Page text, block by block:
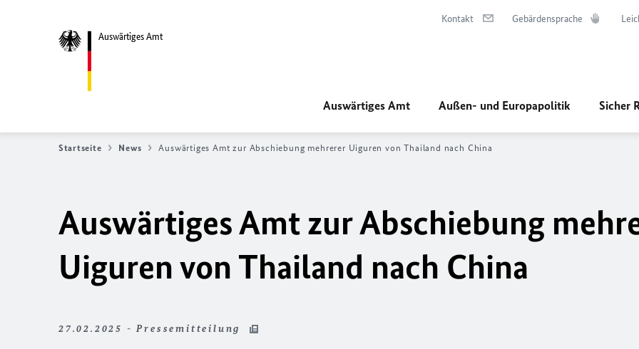
Auswärtiges Amt
Kontakt Gebärdensprache
Auswärtiges Amt Außen- und Europapolitik Sicher
Startseite News Auswärtiges Amt zur Abschiebung mehrerer Uiguren von Thailand nach China
Auswärtiges Amt zur Abschiebung
Uiguren von Thailand nach China
27.02.2025 - Pressemitteilung